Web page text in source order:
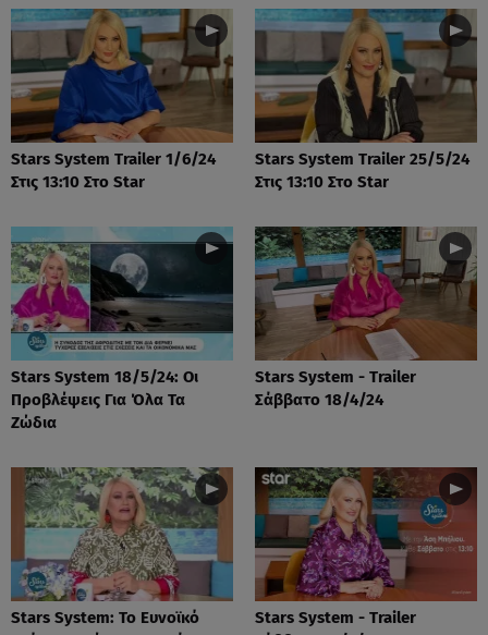
Stars System Trailer 1/6/24
Στις 13:10 Στο Star
Stars System Trailer 25/5/24
Στις 13:10 Στο Star
Stars System 18/5/24: Οι
Προβλέψεις Για Όλα Τα
Ζώδια
Stars System - Trailer
Σάββατο 18/4/24
Stars System: Το Ευνοϊκό
Stars System - Trailer